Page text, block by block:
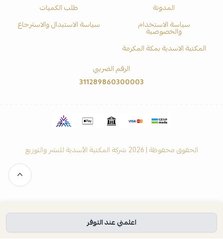
اعلمني عند التوفر
المدونة
طلب الكميات
سياسة الاستخدام
والخصوصية
سياسة الاستبدال والاسترجاع
المكتبة الاسدية بمكة المكرمة
الرقم الضريبي
311289860300003
الحقوق محفوظة | 2026 شركة المكتبة الأسدية للنشر والتوزيع